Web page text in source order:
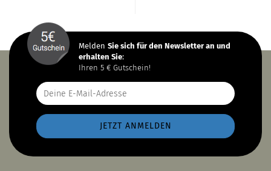
Melden Sie sich für den Newsletter an und
erhalten Sie:
Ihren 5 € Gutschein!